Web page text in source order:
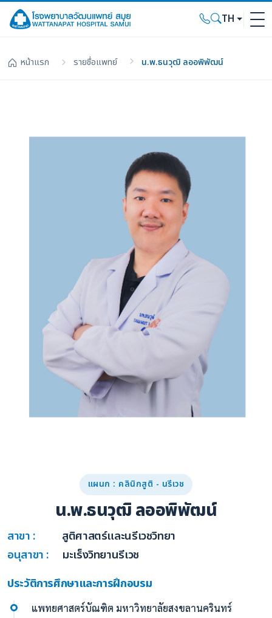
TH
หน้าแรก รายชื่อแพทย์ น.พ.ธนวุฒิ ลออพิพัฒน์
แผนก : คลินิกสูติ - นรีเวช
น.พ.ธนวุฒิ ลออพิพัฒน์
สาขา :
สูติศาสตร์และนรีเวชวิทยา
อนุสาขา :
มะเร็งวิทยานรีเวช
ประวัติการศึกษาและการฝึกอบรม
แพทยศาสตร์บัณฑิต มหาวิทยาลัยสงขลานครินทร์